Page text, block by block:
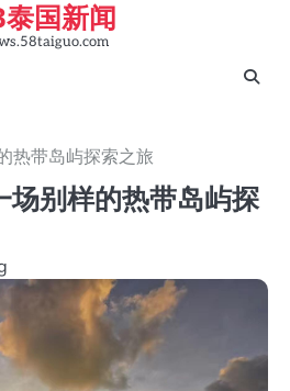
国新闻
热带岛屿探索之旅
场别样的热带岛屿探